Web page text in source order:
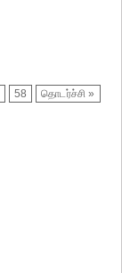
58 தொடர்ச்சி »